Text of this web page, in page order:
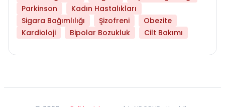
Parkinson
Kadın Hastalıkları
Sigara Bağımlılığı
Şizofreni
Obezite
Kardioloji
Bipolar Bozukluk Cilt Bakımı